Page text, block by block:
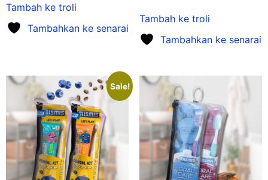
Tambah ke troli
Tambahkan ke senarai
Tambah ke troli
Tambahkan ke senarai
Sale!